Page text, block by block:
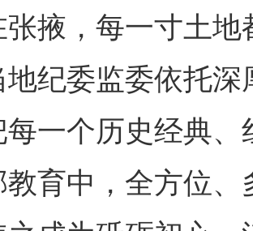
，每一寸土地
地纪委监委依托
每一个历史经典
教育中，全方位
制助力责任有效落实 一纸欠